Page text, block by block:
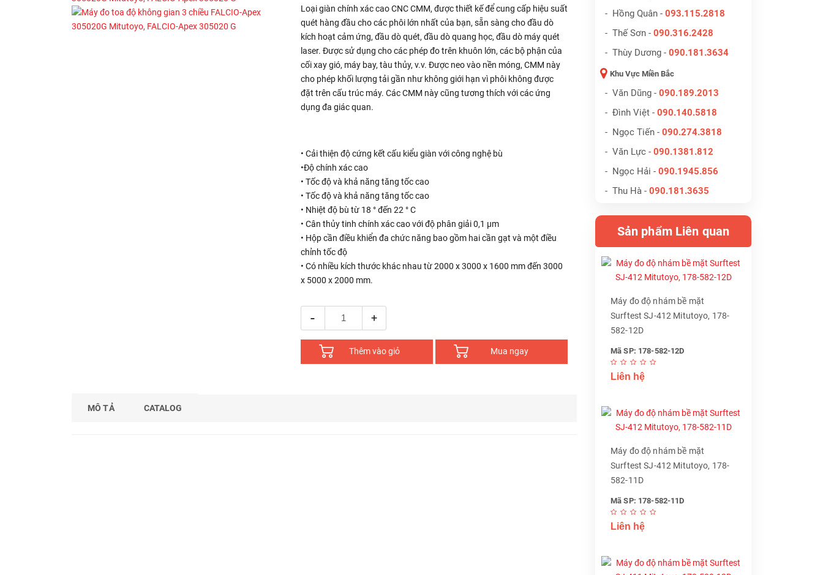
Loại giàn chính xác cao CNC CMM, được thiết kế để cung cấp hiệu suất
quét hàng đầu cho các phôi lớn nhất của bạn, sẵn sàng cho đầu dò
kích hoạt cảm ứng, đầu dò quét, đầu dò quang học, đầu dò máy quét
laser. Được sử dụng cho các phép đo trên khuôn lớn, các bộ phận của
cối xay gió, máy bay, tàu thủy, v.v. Được neo vào nền móng, CMM này
cho phép khối lượng tải gần như không giới hạn vì phôi không được
đặt trên cấu trúc máy. Các CMM này cũng tương thích với các ứng
dụng đa giác quan.
• Cải thiện độ cứng kết cấu kiểu giàn với công nghệ bù
•Độ chính xác cao
• Tốc độ và khả năng tăng tốc cao
• Tốc độ và khả năng tăng tốc cao
• Nhiệt độ bù từ 18 ° đến 22 ° C
• Cân thủy tinh chính xác cao với độ phân giải 0,1 µm
• Hộp cần điều khiển đa chức năng bao gồm hai cần gạt và một điều
chỉnh tốc độ
• Có nhiều kích thước khác nhau từ 2000 x 3000 x 1600 mm đến 3000
x 5000 x 2000 mm.
- +
Thêm vào giỏ Mua ngay
MÔ TẢ CATALOG
- Hồng Quân - 093.115.2818
- Thế Sơn - 090.316.2428
- Thùy Dương - 090.181.3634
Khu Vực Miền Bắc
- Văn Dũng - 090.189.2013
- Đình Việt - 090.140.5818
- Ngọc Tiến - 090.274.3818
- Văn Lực - 090.1381.812
- Ngọc Hải - 090.1945.856
- Thu Hà - 090.181.3635
Sản phẩm Liên quan
Máy đo độ nhám bề mặt
Surftest SJ-412 Mitutoyo, 178-
582-12D
Mã SP: 178-582-12D
Liên hệ
Máy đo độ nhám bề mặt
Surftest SJ-412 Mitutoyo, 178-
582-11D
Mã SP: 178-582-11D
Liên hệ